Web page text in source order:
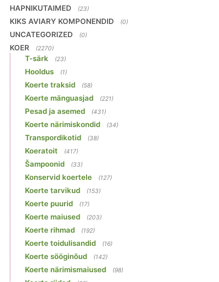
HAPNIKUTAIMED (23)
KIKS AVIARY KOMPONENDID (0)
UNCATEGORIZED (0)
KOER (2270)
T-särk (23)
Hooldus (1)
Koerte traksid (58)
Koerte mänguasjad (221)
Pesad ja asemed (431)
Koerte närimiskondid (34)
Transpordikotid (38)
Koeratoit (417)
Šampoonid (33)
Konservid koertele (127)
Koerte tarvikud (153)
Koerte puurid (17)
Koerte maiused (203)
Koerte rihmad (192)
Koerte toidulisandid (16)
Koerte sööginõud (142)
Koerte närimismaiused (98)